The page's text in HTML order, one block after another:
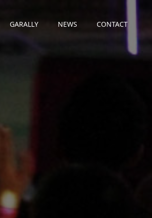
GARALLY NEWS CONTACT